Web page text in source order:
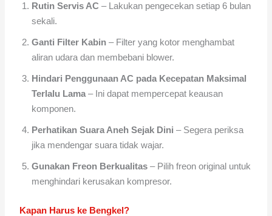
Rutin Servis AC – Lakukan pengecekan setiap 6 bulan
sekali.
Ganti Filter Kabin – Filter yang kotor menghambat
aliran udara dan membebani blower.
Hindari Penggunaan AC pada Kecepatan Maksimal
Terlalu Lama – Ini dapat mempercepat keausan
komponen.
Perhatikan Suara Aneh Sejak Dini – Segera periksa
jika mendengar suara tidak wajar.
Gunakan Freon Berkualitas – Pilih freon original untuk
menghindari kerusakan kompresor.
Kapan Harus ke Bengkel?